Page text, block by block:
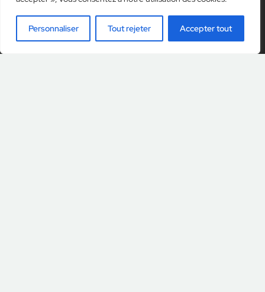
Personnaliser Tout rejeter Accepter tout
Contact
Ch. De l’Esparcette 6 – 1023 – Crissier